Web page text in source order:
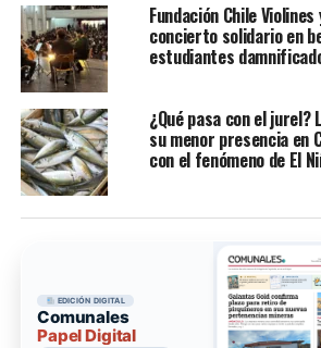
Fundación Chile
concierto solidario en
estudiantes
¿Qué pasa con el
su menor presencia en
con el fenómeno de El
EDICIÓN DIGITAL
Comunales
Papel Digital